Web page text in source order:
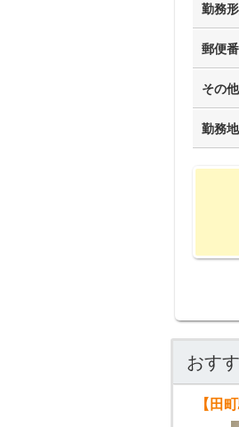
勤務
郵便
その
勤務
おす